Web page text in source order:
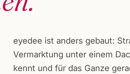
eyedee ist anders gebaut:
Vermarktung unter einem
kennt und für das Ganze